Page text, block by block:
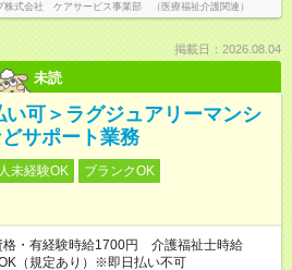
株式会社 ケアサービス事業部 （医療福祉介護関連）
掲載日：2026.08.04
未読
い可＞ラグジュアリーマンシ
サポート業務
未経験OK
ブランクOK
・有経験時給1700円 介護福祉士時給
（規定あり）※即日払い不可